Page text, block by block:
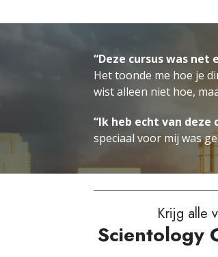
“Deze cursus was
Het toonde me hoe je
wist alleen niet hoe,
“Ik heb echt van deze
speciaal voor mij was
Krijg alle
Scientology